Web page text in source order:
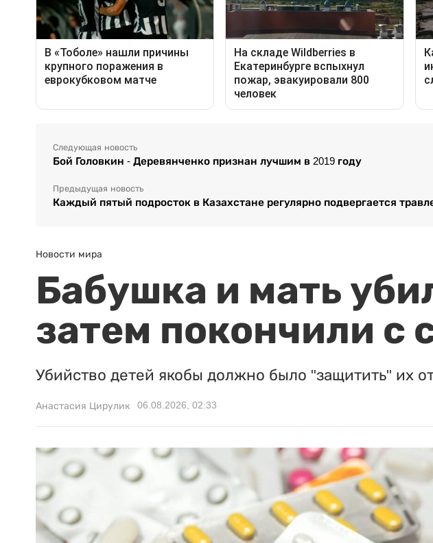
Следующая новость
Бой Головкин - Деревянченко признан лучшим в 2019 году
Предыдущая новость
Каждый пятый подросток в Казахстане регулярно подвергается
Новости мира
Бабушка и мать
затем покончили с
Убийство детей якобы должно было "защитить" их
Анастасия Цирулик 06.08.2026, 02:33